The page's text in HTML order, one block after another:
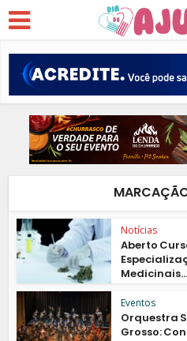
Notícias
Aberto
Medicinais...
Eventos
Orquestra
Grosso: